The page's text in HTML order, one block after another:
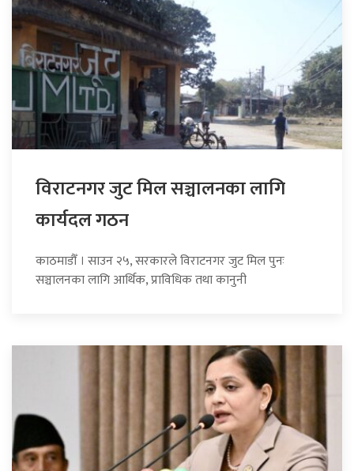
विराटनगर जुट मिल सञ्चालनका लागि
कार्यदल गठन
काठमाडौँ । साउन २५, सरकारले विराटनगर जुट मिल पुनः
सञ्चालनका लागि आर्थिक, प्राविधिक तथा कानुनी